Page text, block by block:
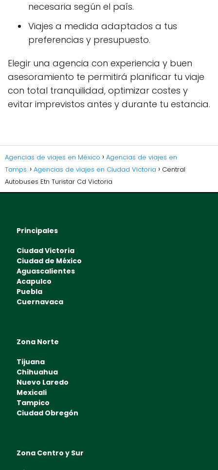
necesaria según el país.
Viajes a medida adaptados a tus
preferencias y presupuesto.
Elegir una agencia con experiencia y buen
asesoramiento te permitirá planificar tu viaje
con total tranquilidad, optimizar costes y
evitar imprevistos antes y durante tu estancia.
Agencias de viajes en México
Agencias de viajes en
Tamps.
Agencias de viajes en Ciudad Victoria
Central
Autobuses Etn Turistar Cd Victoria
Principales
Ciudad Victoria
Ciudad de México
Aguascalientes
Acapulco
Puebla
Cuernavaca
Zona Norte
Tijuana
Chihuahua
Nuevo Laredo
Mexicali
Tampico
Ciudad Obregón
Zona Centro y Sur